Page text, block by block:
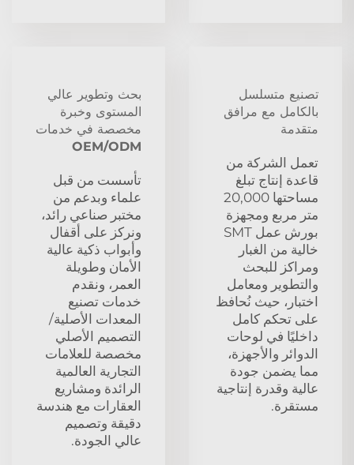
تصنيع متسلسل
بالكامل مع مرافق
متقدمة
تعمل الشركة من
قاعدة إنتاج تبلغ
مساحتها 20,000
متر مربع ومجهزة
بورش عمل SMT
خالية من الغبار
ومراكز للبحث
والتطوير ومعامل
اختبار، حيث نُحافظ
على تحكم كامل
داخليًا في لوحات
الدوائر والأجهزة،
مما يضمن جودة
عالية وقدرة إنتاجية
مستقرة.
بحث وتطوير عالي
المستوى وخبرة
مخصصة في خدمات
OEM/ODM
تأسست من قبل
علماء وبدعم من
مختبر صناعي رائد،
ونركز على أقفال
وأبواب ذكية عالية
الأمان وطويلة
العمر، ونقدم
خدمات تصنيع
المعدات الأصلية/
التصميم الأصلي
مخصصة للعلامات
التجارية العالمية
الرائدة ومشاريع
العقارات مع هندسة
دقيقة وتصميم
عالي الجودة.